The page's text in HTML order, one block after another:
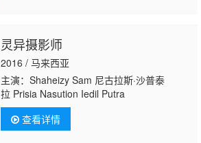
灵异摄影师
2016 / 马来西亚
主演：Shaheizy Sam 尼古拉斯·沙普泰
拉 Prisia Nasution Iedil Putra
查看详情